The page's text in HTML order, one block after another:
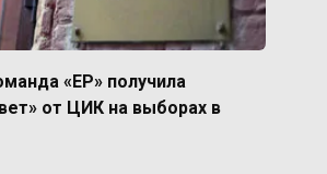
«ЕР» получила
от ЦИК на выборах в